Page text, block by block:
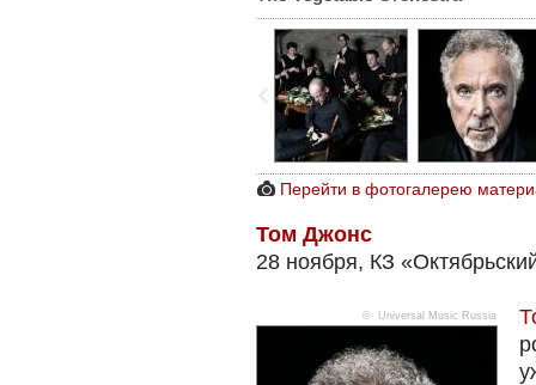
Перейти в фотогалерею
Том Джонс
28 ноября, КЗ
© Universal Music Russia